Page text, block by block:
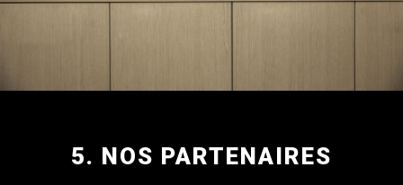
5. NOS PARTENAIRES